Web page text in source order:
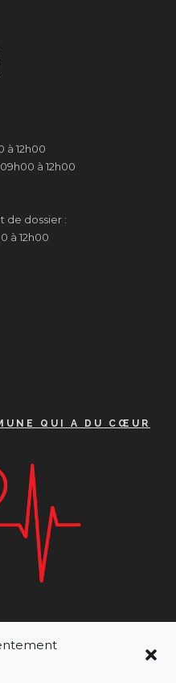
à 12h00
à 12h00
de dossier :
à 12h00
QUI A DU CŒUR